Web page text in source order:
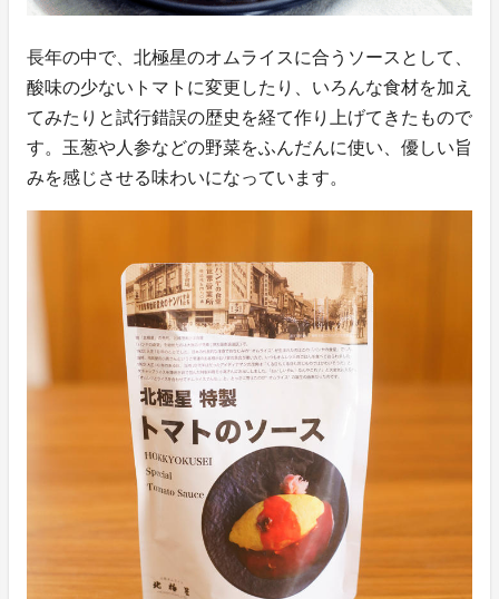
長年の中で、北極星のオムライスに合うソースとして、
酸味の少ないトマトに変更したり、いろんな食材を加え
てみたりと試行錯誤の歴史を経て作り上げてきたもので
す。玉葱や人参などの野菜をふんだんに使い、優しい旨
みを感じさせる味わいになっています。